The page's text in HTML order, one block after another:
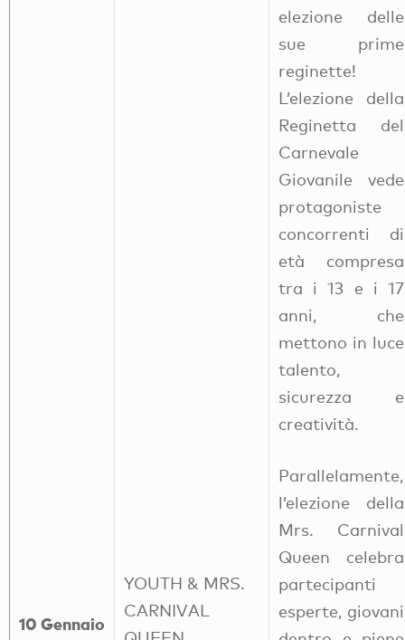
10 Gennaio
YOUTH & MRS.
CARNIVAL
elezione delle
sue prime
reginette!
L’elezione della
Reginetta del
Carnevale
Giovanile vede
protagoniste
concorrenti di
età compresa
tra i 13 e i 17
anni, che
mettono in luce
talento,
sicurezza e
creatività.
Parallelamente,
l’elezione della
Mrs. Carnival
Queen celebra
partecipanti
esperte, giovani